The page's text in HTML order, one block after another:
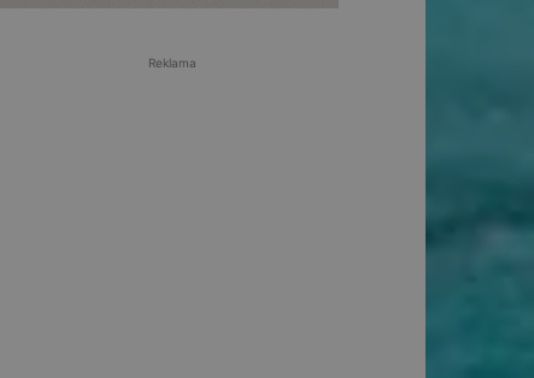
Reklama